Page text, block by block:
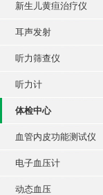
新生儿黄疸治疗仪
耳声发射
听力筛查仪
听力计
体检中心
血管内皮功能测试仪
电子血压计
动态血压